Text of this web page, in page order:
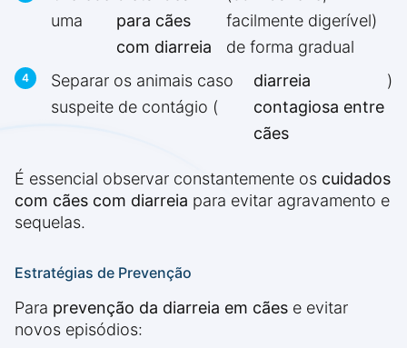
uma
para cães
com diarreia
facilmente digerível)
de forma gradual
Separar os animais caso
suspeite de contágio (
diarreia
contagiosa entre
cães
)
É essencial observar constantemente os cuidados
com cães com diarreia para evitar agravamento e
sequelas.
Estratégias de Prevenção
Para prevenção da diarreia em cães e evitar
novos episódios: